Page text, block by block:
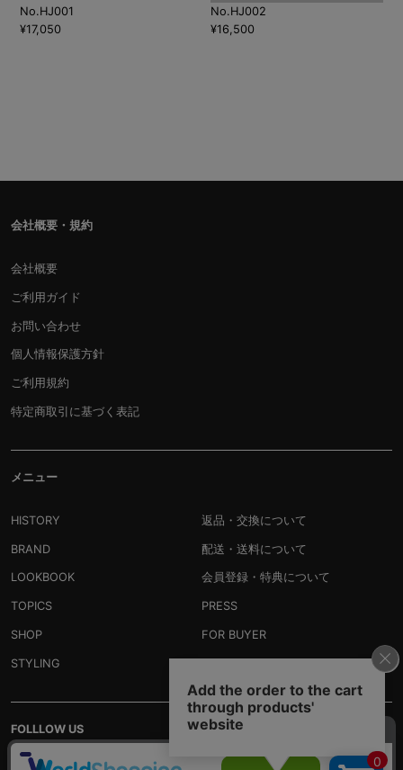
No.HJ001
¥17,050
No.HJ002
¥16,500
会社概要・規約
会社概要
ご利用ガイド
お問い合わせ
個人情報保護方針
ご利用規約
特定商取引に基づく表記
メニュー
HISTORY
BRAND
LOOKBOOK
TOPICS
SHOP
STYLING
返品・交換について
配送・送料について
会員登録・特典について
PRESS
FOR BUYER
FOLLLOW US